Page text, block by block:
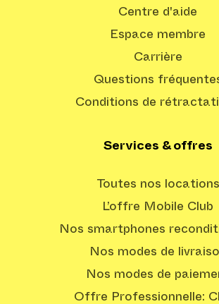
Centre d'aide
Espace membre
Carrière
Questions
Conditions de
Services & offres
Toutes nos locations
L’offre Mobile Club
Nos smartphones
Nos modes de
Nos modes de
Offre Professionnelle: